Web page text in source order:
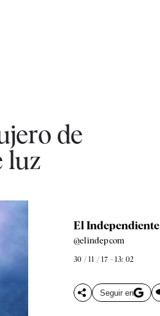
de
luz
El Independiente
@elindepcom
30 / 11 / 17 - 13: 02
Seguir en